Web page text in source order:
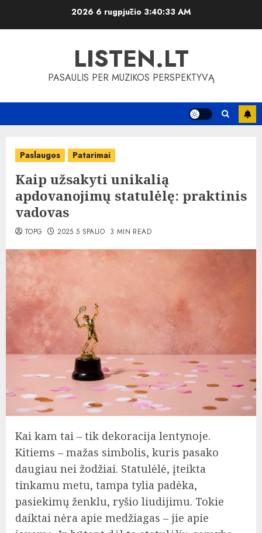
2026 6 rugpjūčio 3:40:34 AM
LISTEN.LT
PASAULIS PER MUZIKOS PERSPEKTYVĄ
Paslaugos Patarimai
Kaip užsakyti unikalią
apdovanojimų statulėlę: praktinis
vadovas
TOPG 2025 5 SPALIO 3 MIN READ
Kai kam tai – tik dekoracija lentynoje.
Kitiems – mažas simbolis, kuris pasako
daugiau nei žodžiai. Statulėlė, įteikta
tinkamu metu, tampa tylia padėka,
pasiekimų ženklu, ryšio liudijimu. Tokie
daiktai nėra apie medžiagas – jie apie